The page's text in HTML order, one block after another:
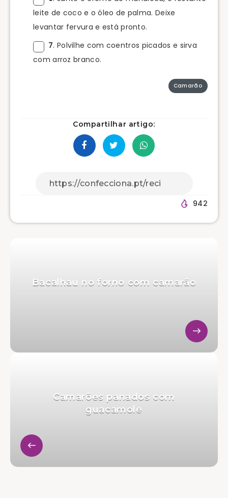
leite de coco e o óleo de palma. Deixe
levantar fervura e está pronto.
7. Polvilhe com coentros picados e sirva
com arroz branco.
Camarão
Compartilhar artigo:
942
Bacalhau no forno com camarão
Camarões panados com
guacamole